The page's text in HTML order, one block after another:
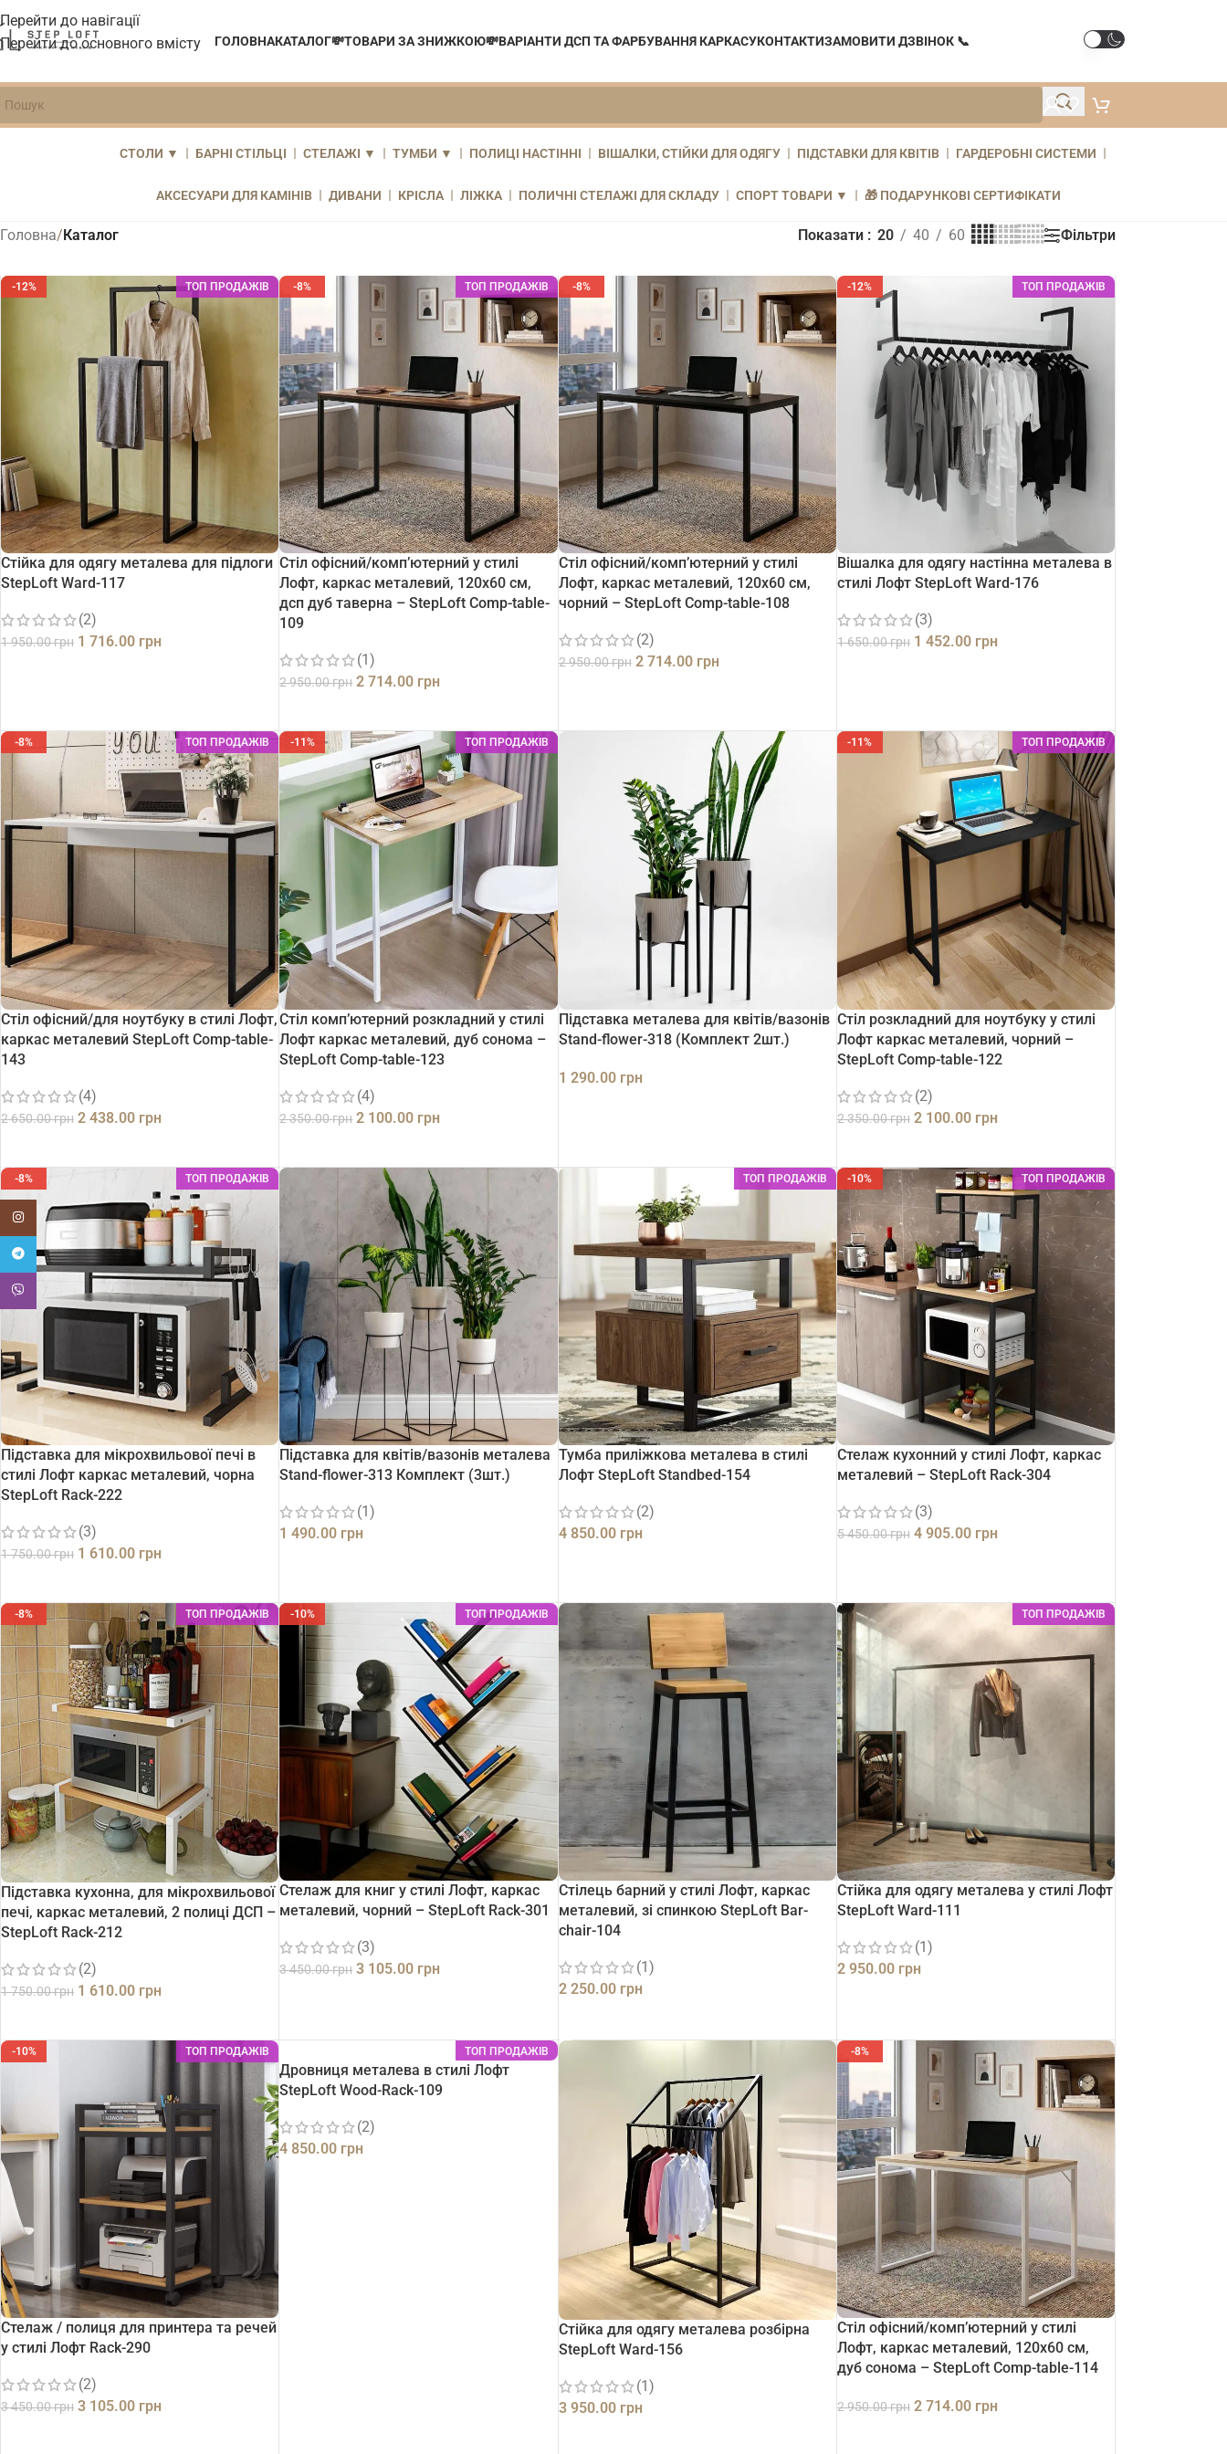
Перейти до навігації
Перейти до основного вмісту
ГОЛОВНАКАТАЛОГ💸ТОВАРИ ЗА ЗНИЖКОЮ💸ВАРІАНТИ ДСП ТА ФАРБУВАННЯ КАРКАСУКОНТАКТИЗАМОВИТИ ДЗВІНОК 📞
СТОЛИ ▼ БАРНІ СТІЛЬЦІ СТЕЛАЖІ ▼ ТУМБИ ▼ ПОЛИЦІ НАСТІННІ ВІШАЛКИ, СТІЙКИ ДЛЯ ОДЯГУ ПІДСТАВКИ ДЛЯ КВІТІВ ГАРДЕРОБНІ СИСТЕМИ
АКСЕСУАРИ ДЛЯ КАМІНІВ ДИВАНИ КРІСЛА ЛІЖКА ПОЛИЧНІ СТЕЛАЖІ ДЛЯ СКЛАДУ СПОРТ ТОВАРИ ▼ 🎁 ПОДАРУНКОВІ СЕРТИФІКАТИ
Головна/Каталог Показати 20 40 60 Фільтри
-12% ТОП ПРОДАЖІВ
Стійка для одягу металева для підлоги
StepLoft Ward-117
(2)
1 950.00грн 1 716.00 грн
-8% ТОП ПРОДАЖІВ
Стіл офісний/комп’ютерний у стилі
Лофт, каркас металевий, 120х60 см,
дсп дуб таверна – StepLoft Comp-table-
109
(1)
2 950.00грн 2 714.00 грн
-8%
Стіл офісний/комп’ютерний у стилі
Лофт, каркас металевий, 120х60 см,
чорний – StepLoft Comp-table-108
(2)
2 950.00грн 2 714.00 грн
-12% ТОП ПРОДАЖІВ
Вішалка для одягу настінна металева в
стилі Лофт StepLoft Ward-176
(3)
1 650.00грн 1 452.00 грн
-8% ТОП ПРОДАЖІВ
Стіл офісний/для ноутбуку в стилі Лофт,
каркас металевий StepLoft Comp-table-
143
(4)
2 650.00грн 2 438.00 грн
-11% ТОП ПРОДАЖІВ
Стіл комп’ютерний розкладний у стилі
Лофт каркас металевий, дуб сонома –
StepLoft Comp-table-123
(4)
2 350.00грн 2 100.00 грн
Підставка металева для квітів/вазонів
Stand-flower-318 (Комплект 2шт.)
1 290.00 грн
-11% ТОП ПРОДАЖІВ
Стіл розкладний для ноутбуку у стилі
Лофт каркас металевий, чорний –
StepLoft Comp-table-122
(2)
2 350.00грн 2 100.00 грн
-8% ТОП ПРОДАЖІВ
Підставка для мікрохвильової печі в
стилі Лофт каркас металевий, чорна
StepLoft Rack-222
(3)
1 750.00грн 1 610.00 грн
Підставка для квітів/вазонів металева
Stand-flower-313 Комплект (3шт.)
(1)
1 490.00 грн
ТОП ПРОДАЖІВ
Тумба приліжкова металева в стилі
Лофт StepLoft Standbed-154
(2)
4 850.00 грн
-10% ТОП ПРОДАЖІВ
Стелаж кухонний у стилі Лофт, каркас
металевий – StepLoft Rack-304
(3)
5 450.00грн 4 905.00 грн
-8% ТОП ПРОДАЖІВ
Підставка кухонна, для мікрохвильової
печі, каркас металевий, 2 полиці ДСП –
StepLoft Rack-212
(2)
1 750.00грн 1 610.00 грн
-10% ТОП ПРОДАЖІВ
Стелаж для книг у стилі Лофт, каркас
металевий, чорний – StepLoft Rack-301
(3)
3 450.00грн 3 105.00 грн
Стілець барний у стилі Лофт, каркас
металевий, зі спинкою StepLoft Bar-
chair-104
(1)
2 250.00 грн
ТОП ПРОДАЖІВ
Стійка для одягу металева у стилі Лофт
StepLoft Ward-111
(1)
2 950.00 грн
-10% ТОП ПРОДАЖІВ
Стелаж / полиця для принтера та речей
у стилі Лофт Rack-290
(2)
3 450.00грн 3 105.00 грн
ТОП ПРОДАЖІВ
Дровниця металева в стилі Лофт
StepLoft Wood-Rack-109
(2)
4 850.00 грн
Стійка для одягу металева розбірна
StepLoft Ward-156
(1)
3 950.00 грн
-8%
Стіл офісний/комп’ютерний у стилі
Лофт, каркас металевий, 120х60 см,
дуб сонома – StepLoft Comp-table-114
2 950.00грн 2 714.00 грн
Instagram
Telegram